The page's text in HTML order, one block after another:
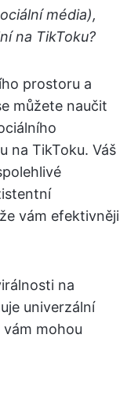
média),
na TikToku?
prostoru a
můžete naučit
na TikToku. Váš
vám efektivněji
na
univerzální
vám mohou